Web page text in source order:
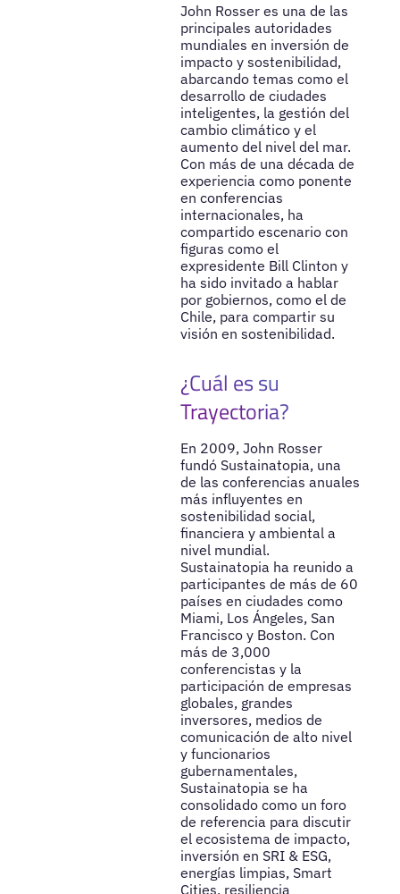
John Rosser es una de las
principales autoridades
mundiales en inversión de
impacto y sostenibilidad,
abarcando temas como el
desarrollo de ciudades
inteligentes, la gestión del
cambio climático y el
aumento del nivel del mar.
Con más de una década de
experiencia como ponente
en conferencias
internacionales, ha
compartido escenario con
figuras como el
expresidente Bill Clinton y
ha sido invitado a hablar
por gobiernos, como el de
Chile, para compartir su
visión en sostenibilidad.
¿Cuál es su
Trayectoria?
En 2009, John Rosser
fundó Sustainatopia, una
de las conferencias anuales
más influyentes en
sostenibilidad social,
financiera y ambiental a
nivel mundial.
Sustainatopia ha reunido a
participantes de más de 60
países en ciudades como
Miami, Los Ángeles, San
Francisco y Boston. Con
más de 3,000
conferencistas y la
participación de empresas
globales, grandes
inversores, medios de
comunicación de alto nivel
y funcionarios
gubernamentales,
Sustainatopia se ha
consolidado como un foro
de referencia para discutir
el ecosistema de impacto,
inversión en SRI & ESG,
energías limpias, Smart
Cities, resiliencia